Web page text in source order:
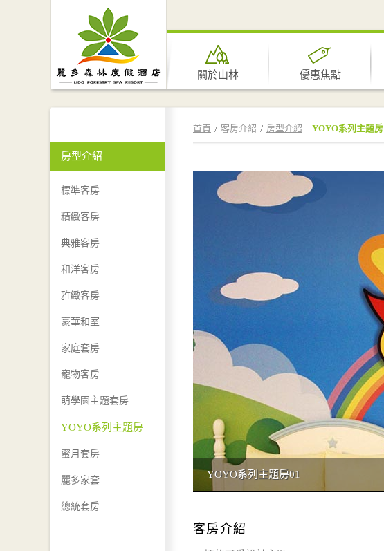
關於山林 優惠焦點
房型介紹
標準客房
精緻客房
典雅客房
和洋客房
雅緻客房
豪華和室
家庭套房
寵物客房
萌學園主題套房
YOYO系列主題房
蜜月套房
麗多家套
總統套房
首頁 客房介紹 房型介紹 YOYO系列主題房
YOYO系列主題房01
客房介紹